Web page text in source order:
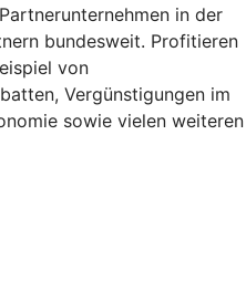
in der
bundesweit. Profitieren
von
Vergünstigungen im
sowie vielen weiteren